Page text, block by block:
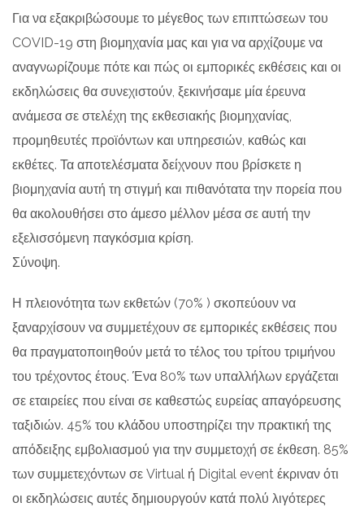
Για να εξακριβώσουμε το μέγεθος των επιπτώσεων του
COVID-19 στη βιομηχανία μας και για να αρχίζουμε να
αναγνωρίζουμε πότε και πώς οι εμπορικές εκθέσεις και οι
εκδηλώσεις θα συνεχιστούν, ξεκινήσαμε μία έρευνα
ανάμεσα σε στελέχη της εκθεσιακής βιομηχανίας,
προμηθευτές προϊόντων και υπηρεσιών, καθώς και
εκθέτες. Τα αποτελέσματα δείχνουν που βρίσκετε η
βιομηχανία αυτή τη στιγμή και πιθανότατα την πορεία που
θα ακολουθήσει στο άμεσο μέλλον μέσα σε αυτή την
εξελισσόμενη παγκόσμια κρίση.
Σύνοψη.
Η πλειονότητα των εκθετών (70% ) σκοπεύουν να
ξαναρχίσουν να συμμετέχουν σε εμπορικές εκθέσεις που
θα πραγματοποιηθούν μετά το τέλος του τρίτου τριμήνου
του τρέχοντος έτους. Ένα 80% των υπαλλήλων εργάζεται
σε εταιρείες που είναι σε καθεστώς ευρείας απαγόρευσης
ταξιδιών. 45% του κλάδου υποστηρίζει την πρακτική της
απόδειξης εμβολιασμού για την συμμετοχή σε έκθεση. 85%
των συμμετεχόντων σε Virtual ή Digital event έκριναν ότι
οι εκδηλώσεις αυτές δημιουργούν κατά πολύ λιγότερες